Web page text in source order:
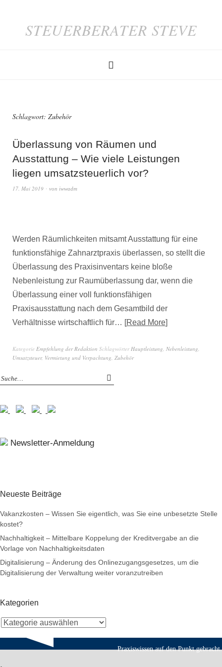
STEUERBERATER STEVE
Schlagwort: Zubehör
Überlassung von Räumen und
Ausstattung – Wie viele Leistungen
liegen umsatzsteuerlich vor?
17. Mai 2019 von iwwadm
Werden Räumlichkeiten mitsamt Ausstattung für eine
funktionsfähige Zahnarztpraxis überlassen, so stellt die
Überlassung des Praxisinventars keine bloße
Nebenleistung zur Raumüberlassung dar, wenn die
Überlassung einer voll funktionsfähigen
Praxisausstattung nach dem Gesamtbild der
Verhältnisse wirtschaftlich für… Read More
Kategorie Empfehlung der Redaktion SchlagwörterHauptleistung, Nebenleistung,
Umsatzsteuer, Vermietung und Verpachtung, Zubehör
Newsletter-Anmeldung
Neueste Beiträge
Vakanzkosten – Wissen Sie eigentlich, was Sie eine unbesetzte Stelle
kostet?
Nachhaltigkeit – Mittelbare Koppelung der Kreditvergabe an die
Vorlage von Nachhaltigkeitsdaten
Digitalisierung – Änderung des Onlinezugangsgesetzes, um die
Digitalisierung der Verwaltung weiter voranzutreiben
Kategorien
Praxiswissen auf den Punkt gebracht.